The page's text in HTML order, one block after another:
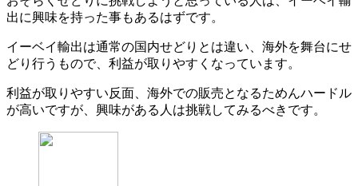
出に興味を持った事もあるはずです。
イーベイ輸出は通常の国内せどりとは違い、海外を舞台にせ
どり行うもので、利益が取りやすくなっています。
利益が取りやすい反面、海外での販売となるためんハードル
が高いですが、興味がある人は挑戦してみるべきです。